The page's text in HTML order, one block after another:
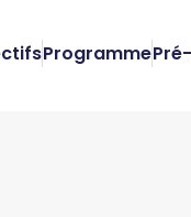
Programme